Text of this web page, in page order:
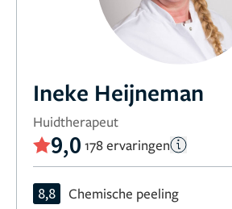
Ineke Heijneman
Huidtherapeut
9,0 178 ervaringen
8,8 Chemische peeling